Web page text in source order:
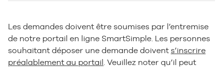
Les demandes doivent être soumises par l’entremise
de notre portail en ligne SmartSimple. Les personnes
souhaitant déposer une demande doivent s’inscrire
préalablement au portail. Veuillez noter qu’il peut